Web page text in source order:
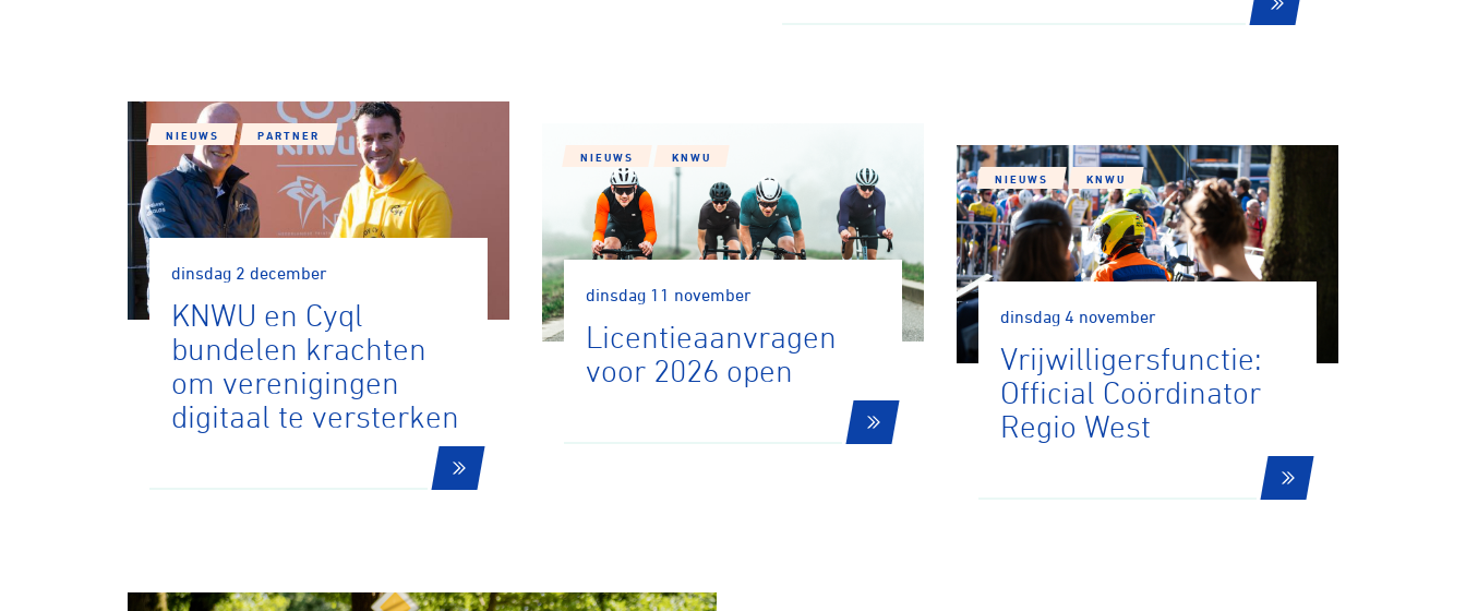
NIEUWS PARTNER
dinsdag 2 december
KNWU en Cyql
bundelen krachten
om verenigingen
digitaal te versterken
NIEUWS KNWU
dinsdag 11 november
Licentieaanvragen
voor 2026 open
NIEUWS KNWU
dinsdag 4 november
Vrijwilligersfunctie:
Official Coördinator
Regio West